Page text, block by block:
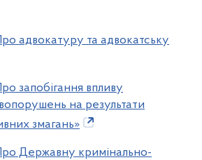
адвокатуру та адвокатську
запобігання впливу
на результати
змагань»
Державну кримінально-